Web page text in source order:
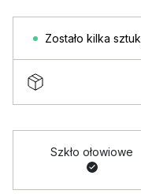
Zostało kilka sztuk
Szkło ołowiowe